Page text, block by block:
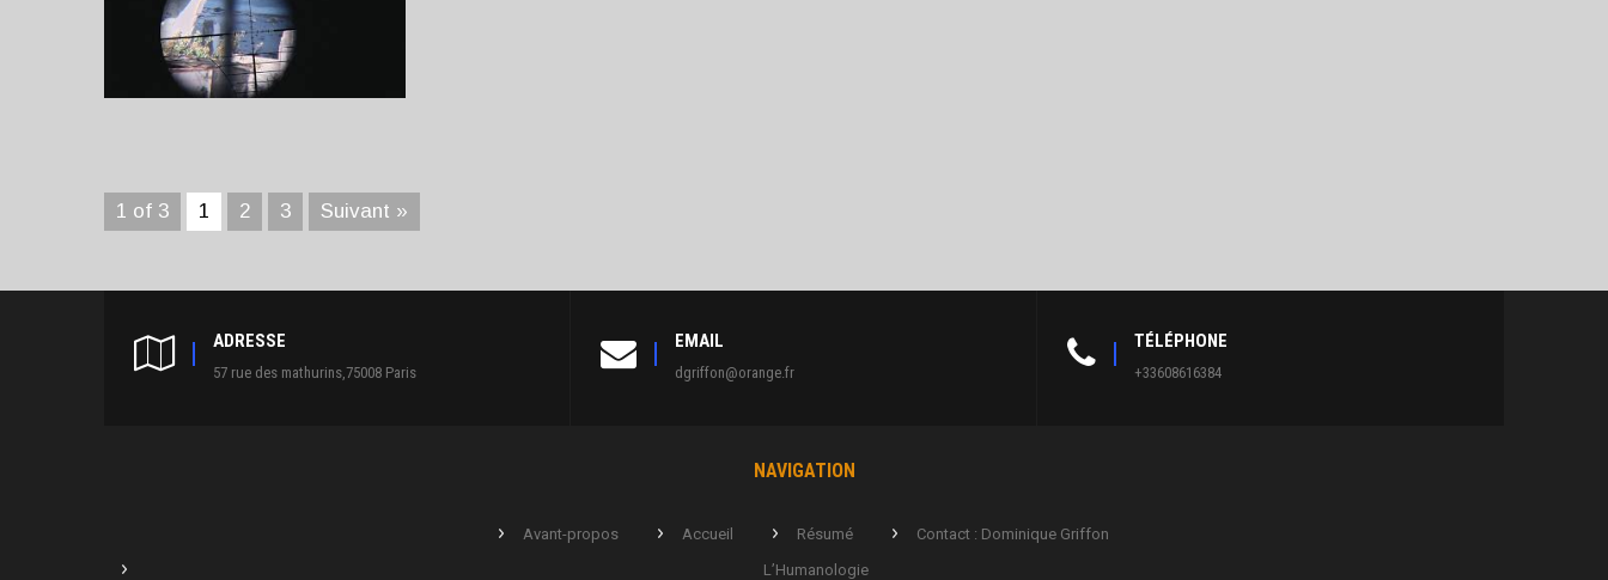
1 of 3 1 2 3 Suivant »
ADRESSE
57 rue des mathurins,75008 Paris
EMAIL
dgriffon@orange.fr
TÉLÉPHONE
+33608616384
NAVIGATION
Avant-propos Accueil Résumé
Contact : Dominique Griffon
L’Humanologie